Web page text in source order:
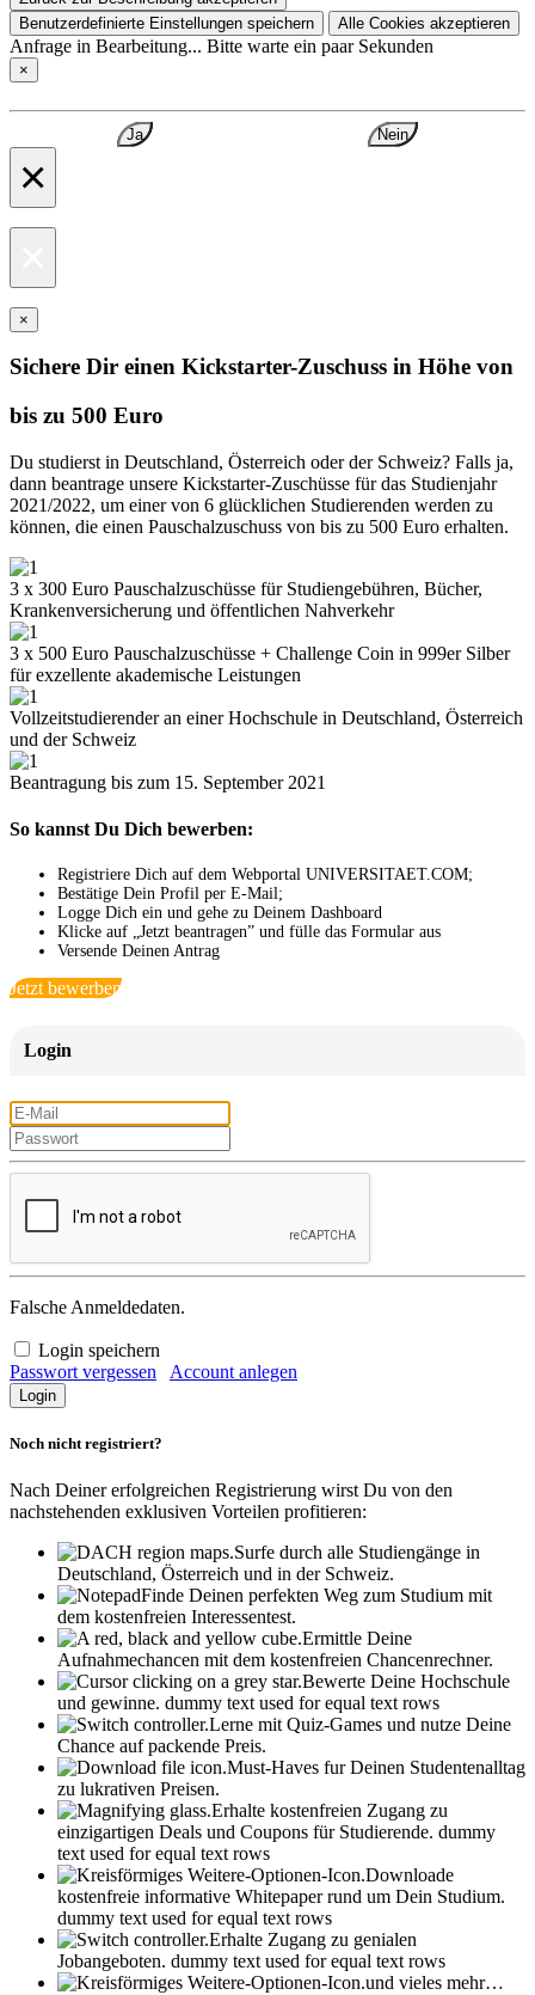
Benutzerdefinierte Einstellungen speichern
Alle Cookies akzeptieren
Anfrage in Bearbeitung... Bitte warte ein paar Sekunden
×
Ja Nein
×
×
Sichere Dir einen Kickstarter-Zuschuss in Höhe von
bis zu 500 Euro
Du studierst in Deutschland, Österreich oder der Schweiz? Falls ja,
dann beantrage unsere Kickstarter-Zuschüsse für das Studienjahr
2021/2022, um einer von 6 glücklichen Studierenden werden zu
können, die einen Pauschalzuschuss von bis zu 500 Euro erhalten.
3 x 300 Euro Pauschalzuschüsse für Studiengebühren, Bücher,
Krankenversicherung und öffentlichen Nahverkehr
3 x 500 Euro Pauschalzuschüsse + Challenge Coin in 999er Silber
für exzellente akademische Leistungen
Vollzeitstudierender an einer Hochschule in Deutschland, Österreich
und der Schweiz
Beantragung bis zum 15. September 2021
So kannst Du Dich bewerben:
Registriere Dich auf dem Webportal UNIVERSITAET.COM;
Bestätige Dein Profil per E-Mail;
Logge Dich ein und gehe zu Deinem Dashboard
Klicke auf „Jetzt beantragen” und fülle das Formular aus
Versende Deinen Antrag
Jetzt bewerben
Login
Falsche Anmeldedaten.
Login speichern
Passwort vergessen
Account anlegen
Noch nicht registriert?
Nach Deiner erfolgreichen Registrierung wirst Du von den
nachstehenden exklusiven Vorteilen profitieren:
Surfe durch alle Studiengänge in
Deutschland, Österreich und in der Schweiz.
Finde Deinen perfekten Weg zum Studium mit
dem kostenfreien Interessentest.
Ermittle Deine
Aufnahmechancen mit dem kostenfreien Chancenrechner.
Bewerte Deine Hochschule
und gewinne. dummy text used for equal text rows
Lerne mit Quiz-Games und nutze Deine
Chance auf packende Preis.
Must-Haves fur Deinen Studentenalltag
zu lukrativen Preisen.
Erhalte kostenfreien Zugang zu
einzigartigen Deals und Coupons für Studierende. dummy
text used for equal text rows
Downloade
kostenfreie informative Whitepaper rund um Dein Studium.
dummy text used for equal text rows
Erhalte Zugang zu genialen
Jobangeboten. dummy text used for equal text rows
und vieles mehr…